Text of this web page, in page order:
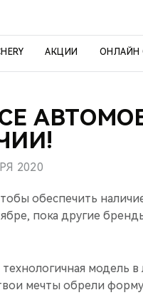
АКЦИИ ОНЛАЙН
2020
обеспечить
пока другие
модель в
мечты обрели форму.